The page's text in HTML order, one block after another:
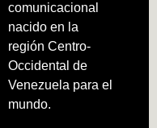
comunicacional
nacido en la
región Centro-
Occidental de
Venezuela para el
mundo.